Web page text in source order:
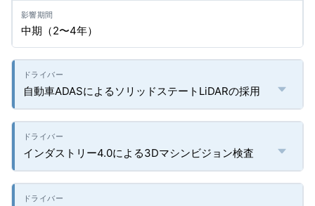
中期（2〜4年）
自動車ADASによるソリッドステートLiDARの採用
インダストリー4.0による3Dマシンビジョン検査